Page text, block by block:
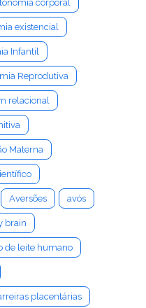
corporal
existencial
Infantil
Reprodutiva
relacional
Materna
Aversões avós
brain
de leite humano
placentárias